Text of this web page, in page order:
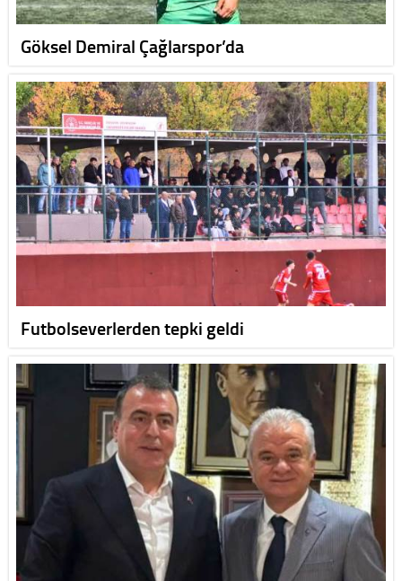
Göksel Demiral Çağlarspor’da
Futbolseverlerden tepki geldi